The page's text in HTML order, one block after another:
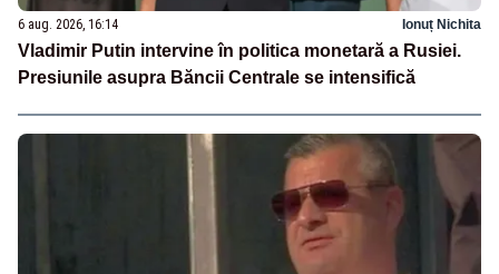
6 aug. 2026, 16:14 Ionuț Nichita
Vladimir Putin intervine în politica monetară a Rusiei.
Presiunile asupra Băncii Centrale se intensifică